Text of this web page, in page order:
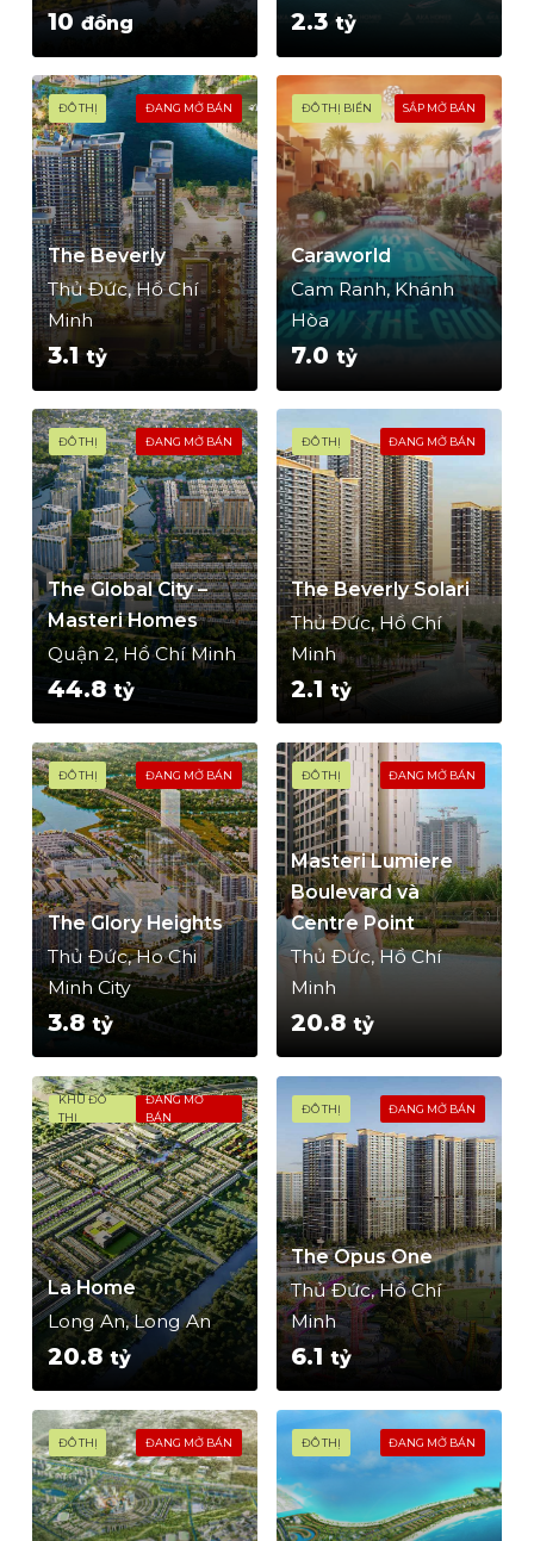
10 đồng 2.3tỷ
ĐÔ THỊ ĐANG MỞ BÁN
The Beverly
Thủ Đức, Hồ Chí
Minh
3.1tỷ
ĐÔ THỊ BIỂN SẮP MỞ BÁN
Caraworld
Cam Ranh, Khánh
Hòa
7.0tỷ
ĐÔ THỊ ĐANG MỞ BÁN
The Global City –
Masteri Homes
Quận 2, Hồ Chí Minh
44.8 tỷ
ĐÔ THỊ ĐANG MỞ BÁN
The Beverly Solari
Thủ Đức, Hồ Chí
Minh
2.1tỷ
ĐÔ THỊ ĐANG MỞ BÁN
The Glory Heights
Thủ Đức, Ho Chi
Minh City
3.8 tỷ
ĐÔ THỊ ĐANG MỞ BÁN
Masteri Lumiere
Boulevard và
Centre Point
Thủ Đức, Hồ Chí
Minh
20.8tỷ
KHU ĐÔ
THỊ
ĐANG MỞ
BÁN
La Home
Long An, Long An
20.8 tỷ
ĐÔ THỊ ĐANG MỞ BÁN
The Opus One
Thủ Đức, Hồ Chí
Minh
6.1tỷ
ĐÔ THỊ ĐANG MỞ BÁN ĐÔ THỊ ĐANG MỞ BÁN